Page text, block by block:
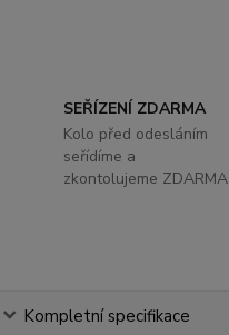
SEŘÍZENÍ ZDARMA
Kolo před odesláním
seřídíme a
zkontolujeme ZDARMA
Kompletní specifikace